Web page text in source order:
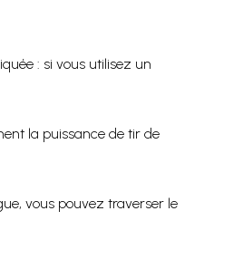
: si vous utilisez un
la puissance de tir de
vous pouvez traverser le